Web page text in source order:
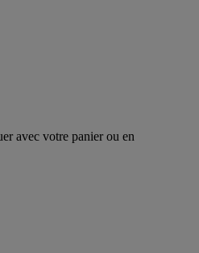
avec votre panier ou en